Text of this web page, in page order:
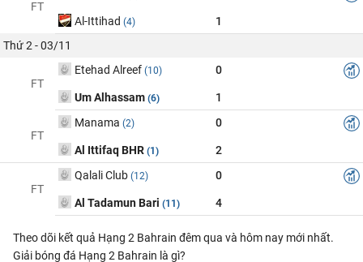
FT
Al-Ittihad (4)
1
Thứ 2 - 03/11
FT
Etehad Alreef (10) 0
Um Alhassam (6) 1
FT
Manama (2) 0
Al Ittifaq BHR (1) 2
FT
Qalali Club (12) 0
Al Tadamun Bari (11) 4
Theo dõi kết quả Hạng 2 Bahrain đêm qua và hôm nay mới nhất.
Giải bóng đá Hạng 2 Bahrain là gì?